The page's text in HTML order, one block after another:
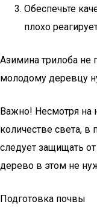
Обеспечьте
плохо
Азимина трилоба не
молодому деревцу
Важно! Несмотря на
количестве света,
следует защищать
дерево в этом не
Подготовка почвы